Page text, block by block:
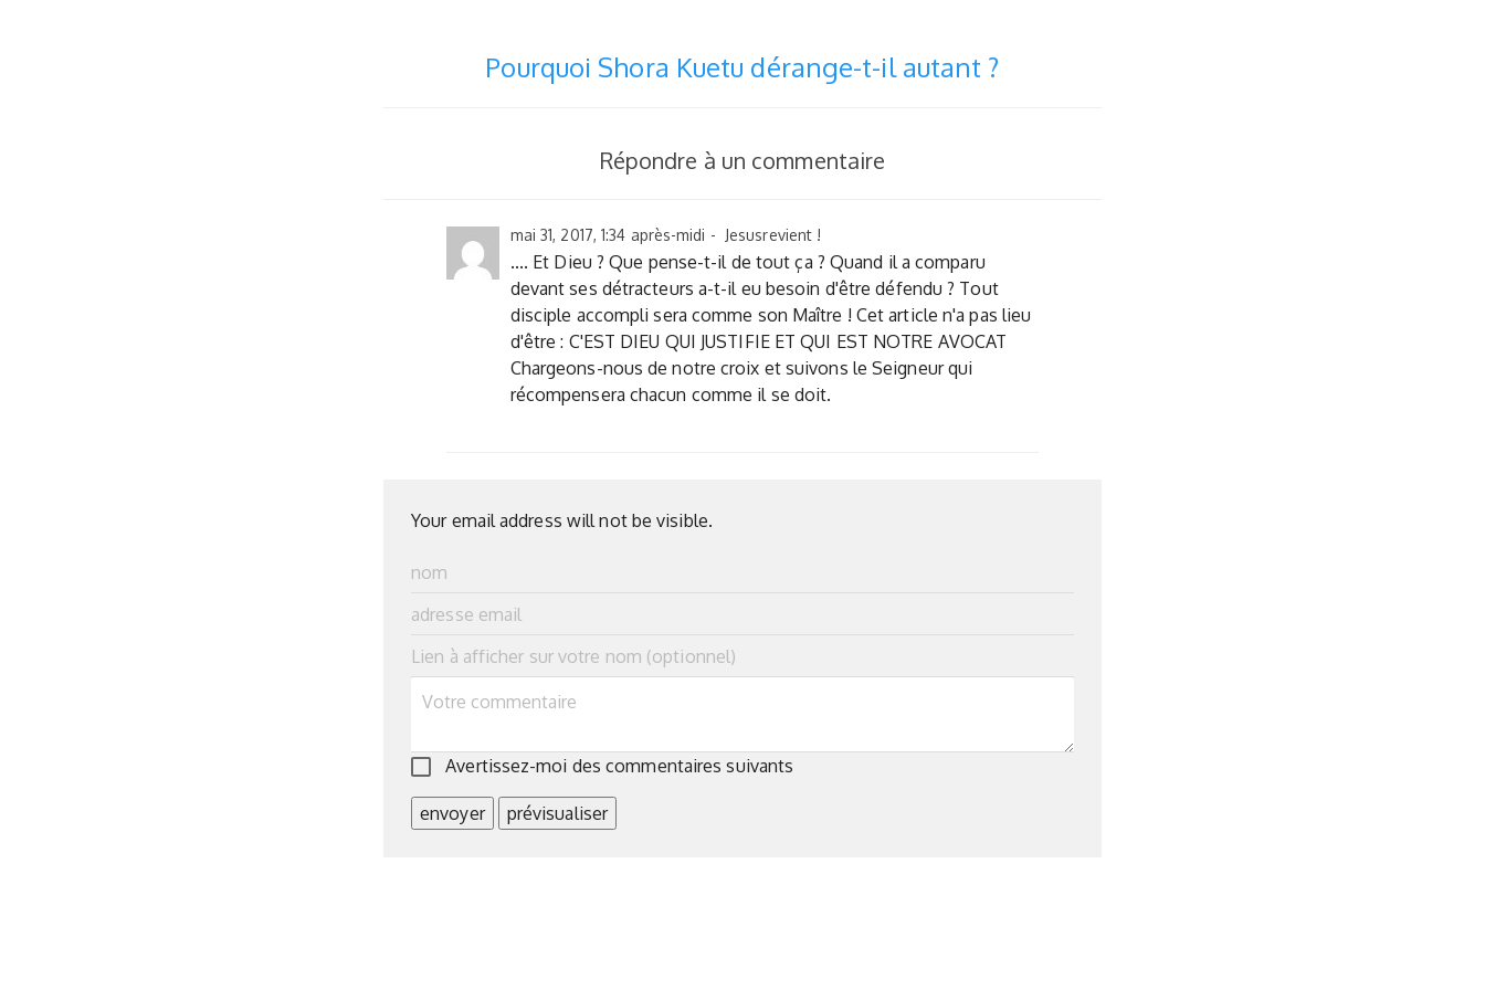
Pourquoi Shora Kuetu dérange-t-il autant ?
Répondre à un commentaire
mai 31, 2017, 1:34 après-midi - Jesusrevient !
.... Et Dieu ? Que pense-t-il de tout ça ? Quand il a comparu
devant ses détracteurs a-t-il eu besoin d'être défendu ? Tout
disciple accompli sera comme son Maître ! Cet article n'a pas lieu
d'être : C'EST DIEU QUI JUSTIFIE ET QUI EST NOTRE AVOCAT
Chargeons-nous de notre croix et suivons le Seigneur qui
récompensera chacun comme il se doit.
Your email address will not be visible.
Avertissez-moi des commentaires suivants